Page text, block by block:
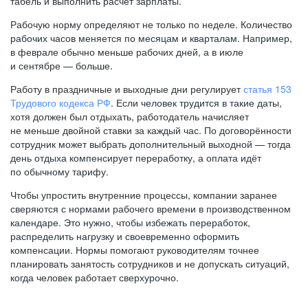
Рабочую норму определяют не только по неделе. Количество
рабочих часов меняется по месяцам и кварталам. Например,
в феврале обычно меньше рабочих дней, а в июле
и сентябре — больше.
Работу в праздничные и выходные дни регулируетстатья 153
Трудового кодекса РФ. Если человек трудится в такие даты,
хотя должен был отдыхать, работодатель начисляет
не меньше двойной ставки за каждый час. По договорённости
сотрудник может выбрать дополнительный выходной — тогда
день отдыха компенсирует переработку, а оплата идёт
по обычному тарифу.
Чтобы упростить внутренние процессы, компании заранее
сверяются с нормами рабочего времени в производственном
календаре. Это нужно, чтобы избежать переработок,
распределить нагрузку и своевременно оформить
компенсации. Нормы помогают руководителям точнее
планировать занятость сотрудников и не допускать ситуаций,
когда человек работает сверхурочно.